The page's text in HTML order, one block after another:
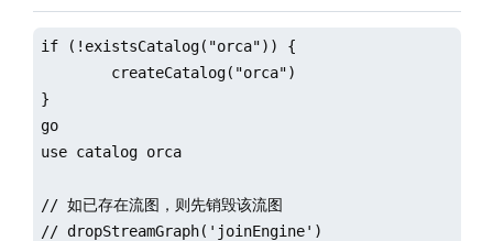
if (!existsCatalog("orca")) {
}
go
use catalog orca
// 如已存在流图，则先销毁该流图
// dropStreamGraph('joinEngine')